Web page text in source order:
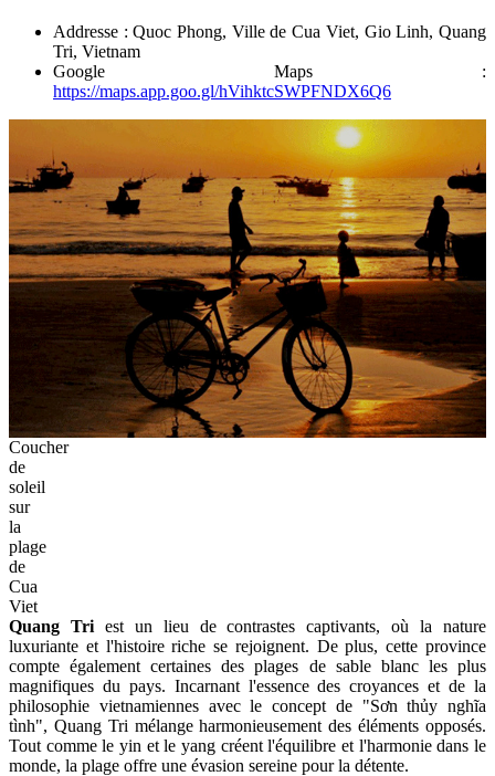
Addresse : Quoc Phong, Ville de Cua Viet, Gio Linh, Quang
Tri, Vietnam
Google Maps :
https://maps.app.goo.gl/hVihktcSWPFNDX6Q6
Coucher
de
soleil
sur
la
plage
de
Cua
Viet
Quang Triest un lieu de contrastes captivants, où la nature
luxuriante et l'histoire riche se rejoignent. De plus, cette province
compte également certaines des plages de sable blanc les plus
magnifiques du pays. Incarnant l'essence des croyances et de la
philosophie vietnamiennes avec le concept de "Sơn thủy nghĩa
tình", Quang Tri mélange harmonieusement des éléments opposés.
Tout comme le yin et le yang créent l'équilibre et l'harmonie dans le
monde, la plage offre une évasion sereine pour la détente.